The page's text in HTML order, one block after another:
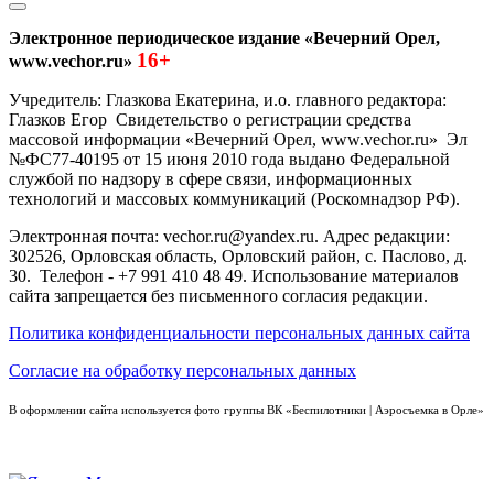
Электронное периодическое издание «Вечерний Орел,
www.vechor.ru» 16+
Учредитель: Глазкова Екатерина, и.о. главного редактора:
Глазков Егор Свидетельство о регистрации средства
массовой информации «Вечерний Орел, www.vechor.ru» Эл
№ФС77-40195 от 15 июня 2010 года выдано Федеральной
службой по надзору в сфере связи, информационных
технологий и массовых коммуникаций (Роскомнадзор РФ).
Электронная почта: vechor.ru@yandex.ru. Адрес редакции:
302526, Орловская область, Орловский район, с. Паслово, д.
30. Телефон - +7 991 410 48 49. Использование материалов
сайта запрещается без письменного согласия редакции.
Политика конфиденциальности персональных данных сайта
Согласие на обработку персональных данных
В оформлении сайта используется фото группы ВК «Беспилотники | Аэросъемка в Орле»